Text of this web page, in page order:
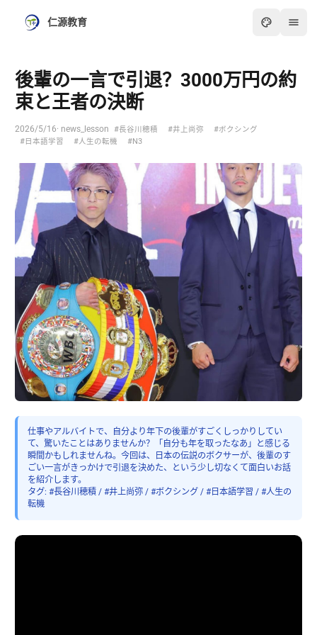
仁源教育
後輩の一言で引退？3000万円の約
束と王者の決断
2026/5/16· news_lesson #長谷川穂積 #井上尚弥
#ボクシング
#日本語学習
#人生の転機 #N3
仕事やアルバイトで、自分より年下の後輩がすごくしっかりしてい
て、驚いたことはありませんか？「自分も年を取ったなあ」と感じる
瞬間かもしれませんね。今回は、日本の伝説のボクサーが、後輩のす
ごい一言がきっかけで引退を決めた、という少し切なくて面白いお話
を紹介します。
タグ: #長谷川穂積 / #井上尚弥 / #ボクシング / #日本語学習 / #人生の
転機